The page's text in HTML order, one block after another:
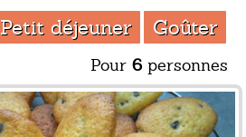
Petit déjeuner Goûter
Pour 6 personnes